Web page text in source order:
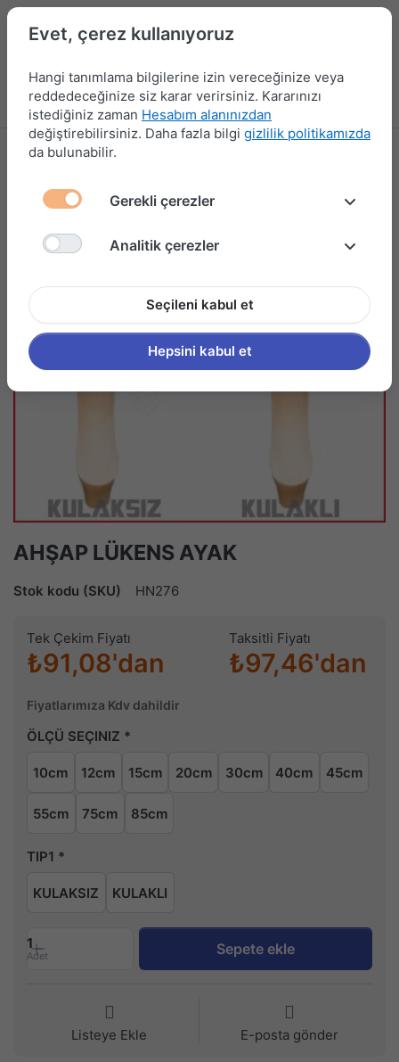
Menü Kampanyalar Yeni Ürünler Giriş yap
AHŞAP LÜKENS AYAK
Stok kodu (SKU) HN276
Tek Çekim Fiyatı
₺91,08'dan
Taksitli Fiyatı
₺97,46'dan
Fiyatlarımıza Kdv dahildir
ÖLÇÜ SEÇINIZ
10cm 12cm 15cm 20cm 30cm 40cm 45cm
55cm 75cm 85cm
TIP1
KULAKSIZ KULAKLI
1
Adet Sepete ekle
Listeye Ekle E-posta gönder
Evet, çerez kullanıyoruz
Hangi tanımlama bilgilerine izin vereceğinize veya
reddedeceğinize siz karar verirsiniz. Kararınızı
istediğiniz zaman Hesabım alanınızdan
değiştirebilirsiniz. Daha fazla bilgi gizlilik politikamızda
da bulunabilir.
Gerekli çerezler
Analitik çerezler
Seçileni kabul et
Hepsini kabul et